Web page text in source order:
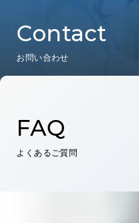
Contact
お問い合わせ
FAQ
よくあるご質問